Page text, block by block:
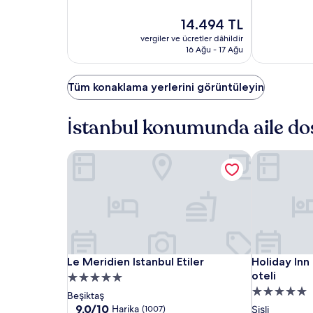
Güncel
fiyat:
14.494 TL
14.494 TL
vergiler ve ücretler dâhildir
16 Ağu - 17 Ağu
Tüm konaklama yerlerini görüntüleyin
İstanbul konumunda aile
Le
Meridien
Istanbul
Etiler
Le
Meridien
Istanbul
Etiler
Le Meridien Istanbul Etiler
Le Meridien Istanbul Etiler
5.0
yıldızlı
konaklama
Beşiktaş
10
9,0/10 Harika (1007)
Le Meridien Istanbul Etiler
Holiday
Inn
İstanbul
Şişli,
Holiday Inn
oteli
Holiday Inn
5.0
yıldızlı
Şişli
Holiday Inn